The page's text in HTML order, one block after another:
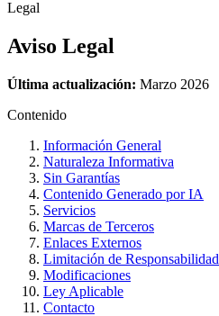
Legal
Aviso Legal
Última actualización: Marzo 2026
Contenido
Información General
Naturaleza Informativa
Sin Garantías
Contenido Generado por IA
Servicios
Marcas de Terceros
Enlaces Externos
Limitación de Responsabilidad
Modificaciones
Ley Aplicable
Contacto